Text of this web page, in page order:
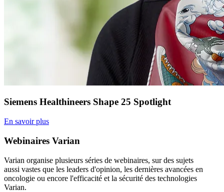
Siemens Healthineers Shape 25 Spotlight
En savoir plus
Webinaires Varian
Varian organise plusieurs séries de webinaires, sur des sujets
aussi vastes que les leaders d'opinion, les dernières avancées en
oncologie ou encore l'efficacité et la sécurité des technologies
Varian.